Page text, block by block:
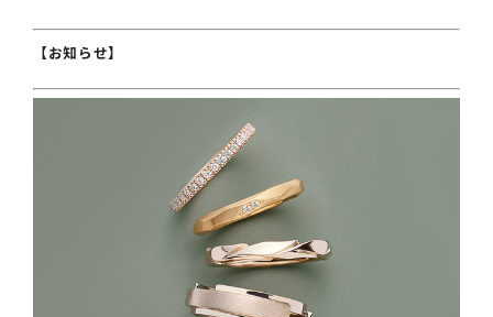
【お知らせ】